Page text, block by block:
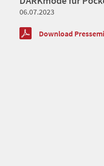
06.07.2023
Download